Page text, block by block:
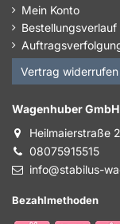
Mein Konto
Bestellungsverlauf
Vertrag widerrufen
Wagenhuber GmbH
Heilmaierstraße
08075915515
info@stabilus-
Bezahlmethoden